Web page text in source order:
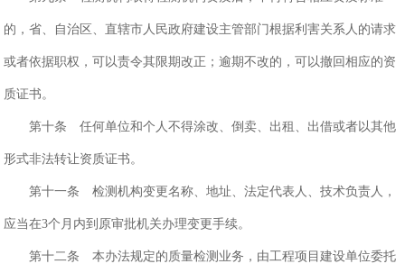
的，省、自治区、直辖市人民政府建设主管部门根据利害关系人的请求
或者依据职权，可以责令其限期改正；逾期不改的，可以撤回相应的资
质证书。
第十条 任何单位和个人不得涂改、倒卖、出租、出借或者以其他
形式非法转让资质证书。
第十一条 检测机构变更名称、地址、法定代表人、技术负责人，
应当在3个月内到原审批机关办理变更手续。
第十二条 本办法规定的质量检测业务，由工程项目建设单位委托